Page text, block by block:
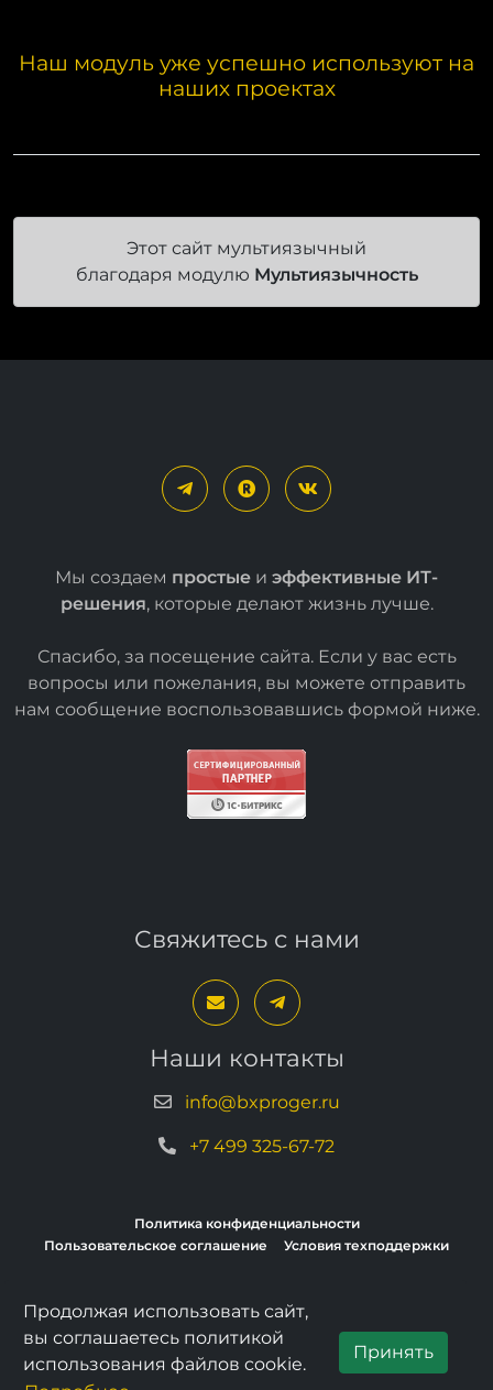
Наш модуль уже успешно используют на
наших проектах
Этот сайт мультиязычный
благодаря модулю Мультиязычность
Мы создаем простые и эффективные ИТ-
решения, которые делают жизнь лучше.
Спасибо, за посещение сайта. Если у вас есть
вопросы или пожелания, вы можете отправить
нам сообщение воспользовавшись формой ниже.
Свяжитесь с нами
Наши контакты
info@bxproger.ru
+7 499 325-67-72
Политика конфиденциальности
Пользовательское соглашение
Условия техподдержки
Copyright © 2013–2026, BXPROGER
Продолжая использовать сайт,
вы соглашаетесь политикой
использования файлов cookie.
Принять